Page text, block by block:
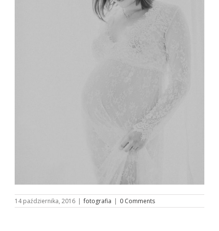
14 października, 2016 | fotografia | 0 Comments